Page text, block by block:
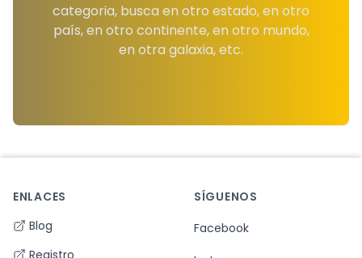
categoria, busca en otro estado, en otro
país, en otro continente, en otro mundo,
en otra galaxia, etc.
Footer
ENLACES
Blog
SÍGUENOS
Facebook